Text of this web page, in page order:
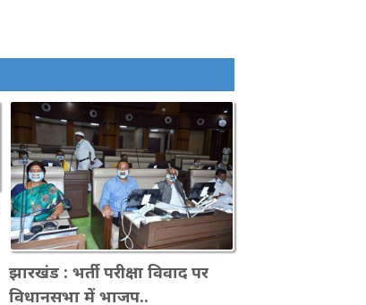
झारखंड : भर्ती परीक्षा विवाद पर
विधानसभा में भाजप..